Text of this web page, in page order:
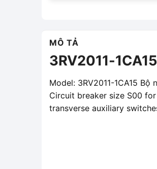
MÔ TẢ
3RV2011-
Model: 3RV2011-1CA15
Circuit breaker size S00
transverse auxiliary